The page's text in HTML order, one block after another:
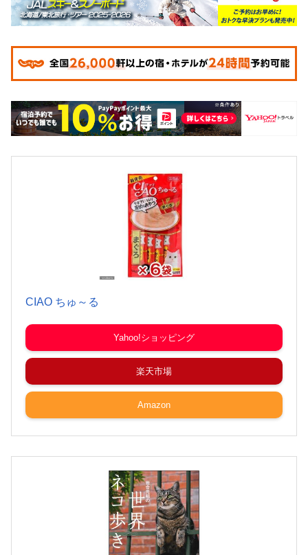
CIAO ちゅ～る
Yahoo!ショッピング
楽天市場
Amazon